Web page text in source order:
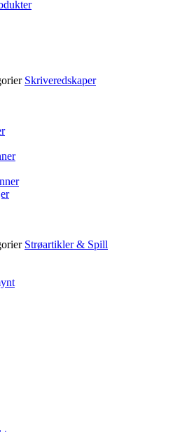
Skriveredskaper
Strøartikler & Spill